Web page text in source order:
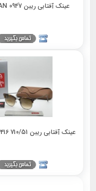
عینک آفتابی ریبن 0947َ s RAYBAN
عینک آفتابی ریبن 710/51 4416 RAYBAN